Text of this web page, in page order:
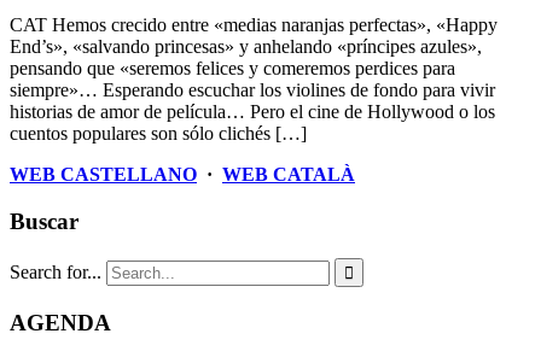
2015
CAT Hemos crecido entre «medias naranjas perfectas», «Happy
End’s», «salvando princesas» y anhelando «príncipes azules»,
pensando que «seremos felices y comeremos perdices para
siempre»… Esperando escuchar los violines de fondo para vivir
historias de amor de película… Pero el cine de Hollywood o los
cuentos populares son sólo clichés […]
WEB CASTELLANO · WEB CATALÀ
Buscar
Search for... 
AGENDA